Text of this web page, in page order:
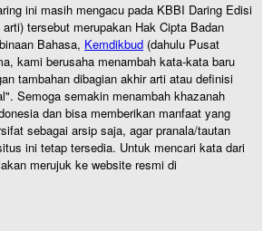
ini masih mengacu pada KBBI Daring Edisi
tersebut merupakan Hak Cipta Badan
Bahasa, Kemdikbud (dahulu Pusat
kami berusaha menambah kata-kata baru
tambahan dibagian akhir arti atau definisi
Semoga semakin menambah khazanah
dan bisa memberikan manfaat yang
sebagai arsip saja, agar pranala/tautan
ini tetap tersedia. Untuk mencari kata dari
merujuk ke website resmi di